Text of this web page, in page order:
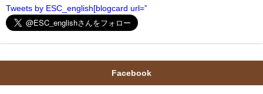
Tweets by ESC_english[blogcard url=”
Facebook